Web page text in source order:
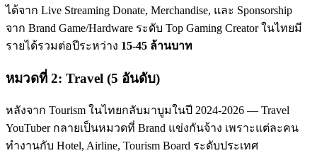
ได้จาก Live Streaming Donate, Merchandise, และ Sponsorship
จาก Brand Game/Hardware ระดับ Top Gaming Creator ในไทยมี
รายได้รวมต่อปีระหว่าง 15-45 ล้านบาท
หมวดที่ 2: Travel (5 อันดับ)
หลังจาก Tourism ในไทยกลับมาบูมในปี 2024-2026 — Travel
YouTuber กลายเป็นหมวดที่ Brand แข่งกันจ้าง เพราะแต่ละคน
ทำงานกับ Hotel, Airline, Tourism Board ระดับประเทศ